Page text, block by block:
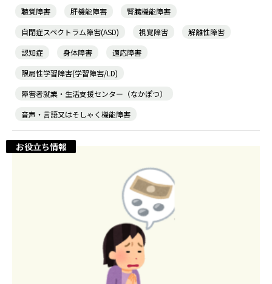
聴覚障害
肝機能障害
腎臓機能障害
自閉症スペクトラム障害(ASD)
視覚障害
解離性障害
認知症
身体障害
適応障害
限局性学習障害(学習障害/LD)
障害者就業・生活支援センター（なかぽつ）
音声・言語又はそしゃく機能障害
お役立ち情報